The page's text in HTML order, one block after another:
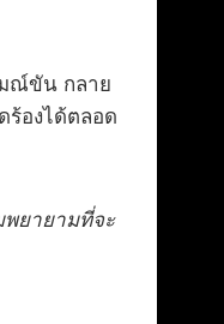
มณ์ขัน กลาย
ร้องได้ตลอด
พยายามที่จะ